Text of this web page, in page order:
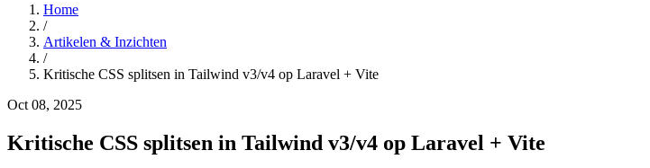
Home
/
Artikelen & Inzichten
/
Kritische CSS splitsen in Tailwind v3/v4 op Laravel + Vite
Oct 08, 2025
Kritische CSS splitsen in Tailwind v3/v4 op Laravel + Vite